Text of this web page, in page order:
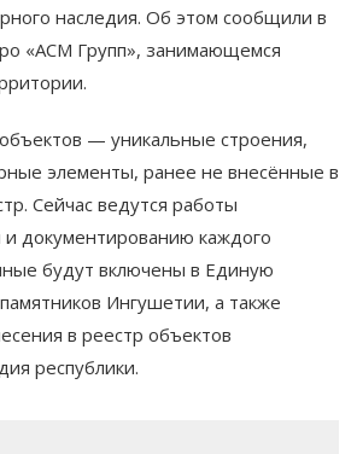
наследия. Об этом сообщили в
«АСМ Групп», занимающемся
— уникальные строения,
элементы, ранее не внесённые в
Сейчас ведутся работы
документированию каждого
будут включены в Единую
Ингушетии, а также
в реестр объектов
республики.